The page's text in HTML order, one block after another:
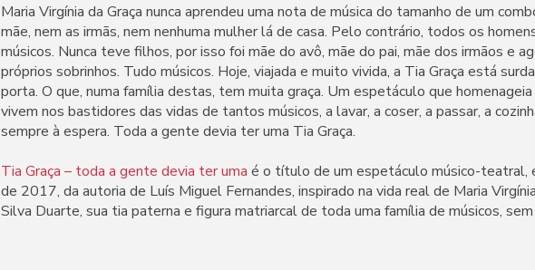
Maria Virgínia da Graça nunca aprendeu uma nota de música do tamanho de um
mãe, nem as irmãs, nem nenhuma mulher lá de casa. Pelo contrário, todos os
músicos. Nunca teve filhos, por isso foi mãe do avô, mãe do pai, mãe dos irmãos e
próprios sobrinhos. Tudo músicos. Hoje, viajada e muito vivida, a Tia Graça está
porta. O que, numa família destas, tem muita graça. Um espetáculo que
vivem nos bastidores das vidas de tantos músicos, a lavar, a coser, a passar, a
sempre à espera. Toda a gente devia ter uma Tia Graça.
Tia Graça – toda a gente devia ter uma é o título de um espetáculo músico-teatral,
de 2017, da autoria de Luís Miguel Fernandes, inspirado na vida real de Maria
Silva Duarte, sua tia paterna e figura matriarcal de toda uma família de músicos,